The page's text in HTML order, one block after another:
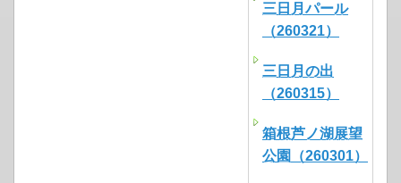
三日月パール
（260321）
三日月の出
（260315）
箱根芦ノ湖展望
公園（260301）